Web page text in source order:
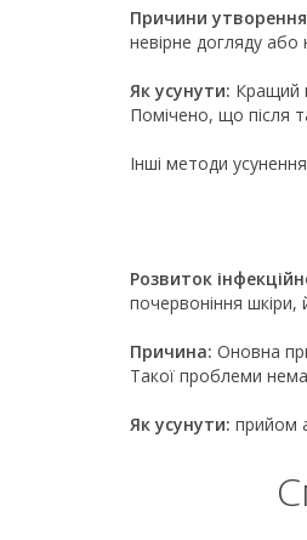
Причини
невірне догляду або
Як усунути: Кращий
Помічено, що після
Інші методи
Розвиток
почервоніння
Причина: Оновна
Такої проблеми
Як усунути: прийом